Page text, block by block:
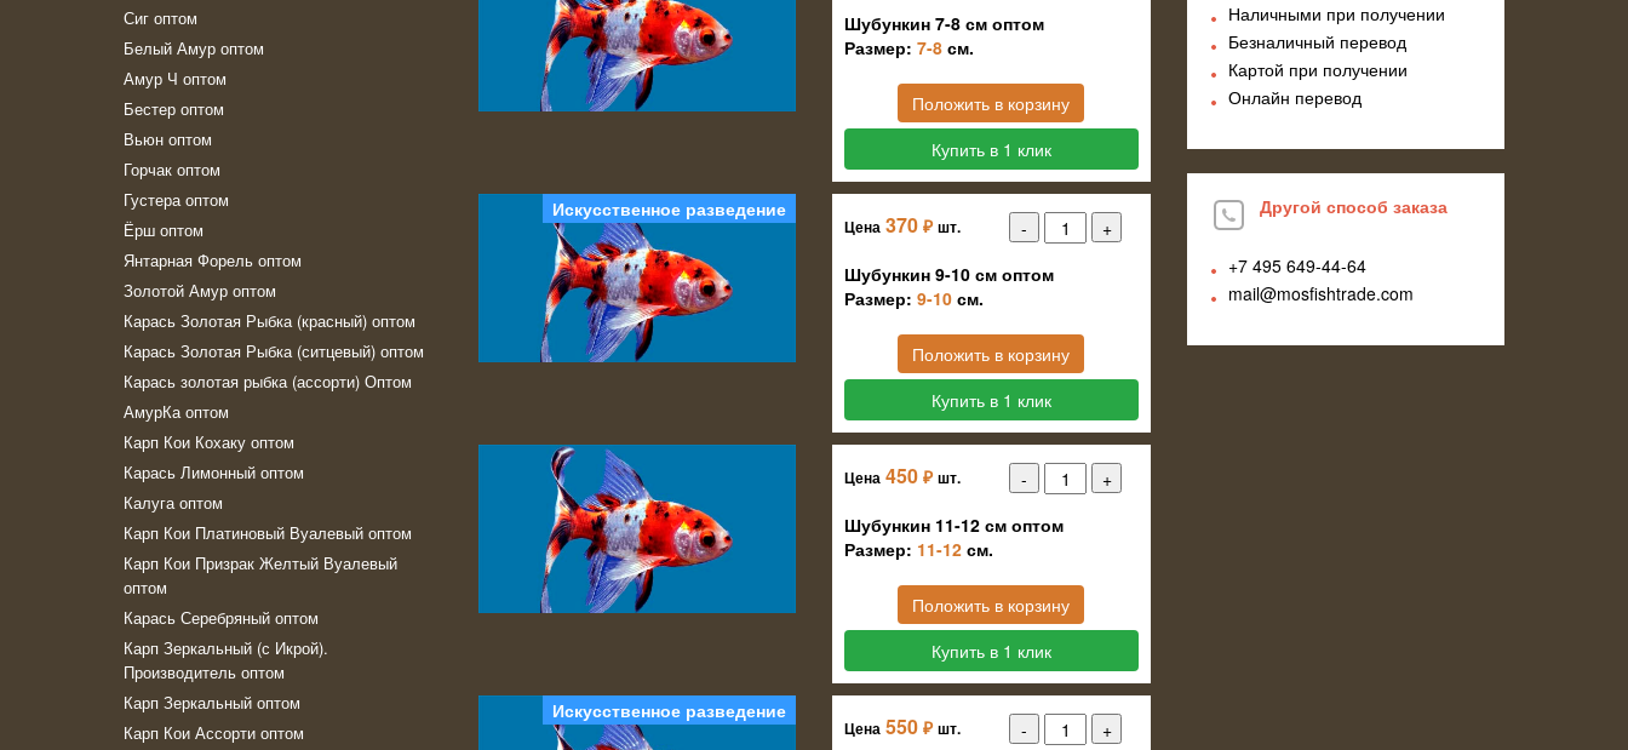
Сиг оптом
Белый Амур оптом
Амур Ч оптом
Бестер оптом
Вьюн оптом
Горчак оптом
Густера оптом
Ёрш оптом
Янтарная Форель оптом
Золотой Амур оптом
Карась Золотая Рыбка (красный) оптом
Карась Золотая Рыбка (ситцевый) оптом
Карась золотая рыбка (ассорти) Оптом
АмурКа оптом
Карп Кои Кохаку оптом
Карась Лимонный оптом
Калуга оптом
Карп Кои Платиновый Вуалевый оптом
Карп Кои Призрак Желтый Вуалевый
оптом
Карась Серебряный оптом
Карп Зеркальный (с Икрой).
Производитель оптом
Карп Зеркальный оптом
Карп Кои Ассорти оптом
Шубункин 7-8 см оптом
Размер: 7-8 см.
Положить в корзину
Купить в 1 клик
Искусственное разведение
Цена 370 ₽ шт.
Шубункин 9-10 см оптом
Размер: 9-10 см.
Положить в корзину
Купить в 1 клик
Цена 450 ₽ шт.
Шубункин 11-12 см оптом
Размер: 11-12 см.
Положить в корзину
Купить в 1 клик
Искусственное разведение
Цена 550 ₽ шт.
Наличными при получении
Безналичный перевод
Картой при получении
Онлайн перевод
Другой способ заказа
+7 495649-44-64
mail@mosfishtrade.com